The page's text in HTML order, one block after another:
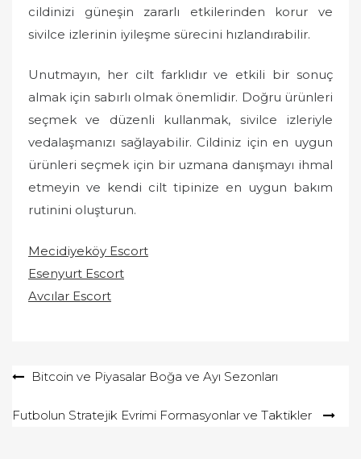
cildinizi güneşin zararlı etkilerinden korur ve
sivilce izlerinin iyileşme sürecini hızlandırabilir.
Unutmayın, her cilt farklıdır ve etkili bir sonuç
almak için sabırlı olmak önemlidir. Doğru ürünleri
seçmek ve düzenli kullanmak, sivilce izleriyle
vedalaşmanızı sağlayabilir. Cildiniz için en uygun
ürünleri seçmek için bir uzmana danışmayı ihmal
etmeyin ve kendi cilt tipinize en uygun bakım
rutinini oluşturun.
Mecidiyeköy Escort
Esenyurt Escort
Avcılar Escort
YazıBitcoin ve Piyasalar Boğa ve Ayı Sezonları
Futbolun Stratejik Evrimi Formasyonlar ve Taktikler